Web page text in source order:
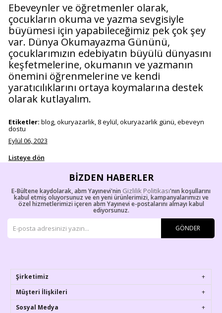
Ebeveynler ve öğretmenler olarak,
çocukların okuma ve yazma sevgisiyle
büyümesi için yapabileceğimiz pek çok şey
var. Dünya Okumayazma Gününü,
çocuklarımızın edebiyatın büyülü dünyasını
keşfetmelerine, okumanın ve yazmanın
önemini öğrenmelerine ve kendi
yaratıcılıklarını ortaya koymalarına destek
olarak kutlayalım.
Etiketler: blog, okuryazarlık, 8 eylül, okuryazarlık günü, ebeveyn
dostu
Eylül 06, 2023
Listeye dön
BIZDEN HABERLER
E-Bültene kaydolarak, abm Yayınevi'nin Gizlilik Politikası'nın koşullarını
kabul etmiş oluyorsunuz ve en yeni ürünlerimizi, kampanyalarımızı ve
özel hizmetlerimizi içeren abm Yayınevi e-postalarını almayı kabul
ediyorsunuz.
GÖNDER
Şirketimiz
Müşteri İlişkileri
Sosyal Medya